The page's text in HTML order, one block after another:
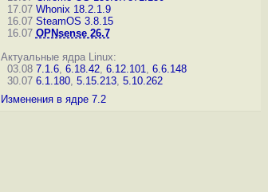
17.07 Whonix 18.2.1.9
16.07 SteamOS 3.8.15
16.07 OPNsense 26.7
Актуальные ядра Linux:
03.08 7.1.6, 6.18.42, 6.12.101, 6.6.148
30.07 6.1.180, 5.15.213, 5.10.262
Изменения в ядре 7.2